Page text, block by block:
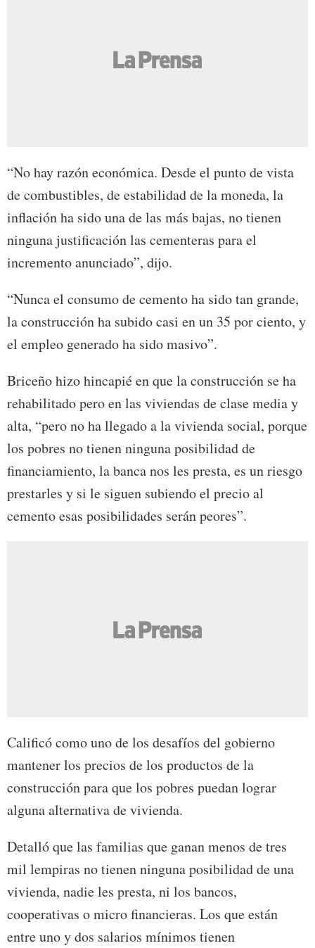
“No hay razón económica. Desde el punto de vista
de combustibles, de estabilidad de la moneda, la
inflación ha sido una de las más bajas, no tienen
ninguna justificación las cementeras para el
incremento anunciado”, dijo.
“Nunca el consumo de cemento ha sido tan grande,
la construcción ha subido casi en un 35 por ciento, y
el empleo generado ha sido masivo”.
Briceño hizo hincapié en que la construcción se ha
rehabilitado pero en las viviendas de clase media y
alta, “pero no ha llegado a la vivienda social, porque
los pobres no tienen ninguna posibilidad de
financiamiento, la banca nos les presta, es un riesgo
prestarles y si le siguen subiendo el precio al
cemento esas posibilidades serán peores”.
Calificó como uno de los desafíos del gobierno
mantener los precios de los productos de la
construcción para que los pobres puedan lograr
alguna alternativa de vivienda.
Detalló que las familias que ganan menos de tres
mil lempiras no tienen ninguna posibilidad de una
vivienda, nadie les presta, ni los bancos,
cooperativas o micro financieras. Los que están
entre uno y dos salarios mínimos tienen